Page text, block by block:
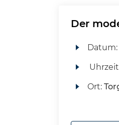
Der
Datum:
Ort: